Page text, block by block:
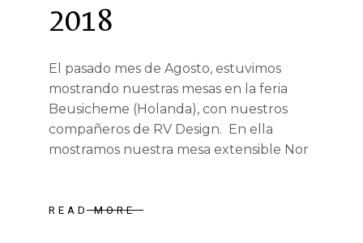
2018
El pasado mes de Agosto, estuvimos
mostrando nuestras mesas en la feria
Beusicheme (Holanda), con nuestros
compañeros de RV Design. En ella
mostramos nuestra mesa extensible Nor
READ MORE